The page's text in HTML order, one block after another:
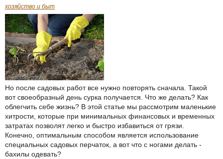
хозяйство и быт
Но после садовых работ все нужно повторять сначала. Такой
вот своеобразный день сурка получается. Что же делать? Как
облегчить себе жизнь? В этой статье мы рассмотрим маленькие
хитрости, которые при минимальных финансовых и временных
затратах позволят легко и быстро избавиться от грязи.
Конечно, оптимальным способом является использование
специальных садовых перчаток, а вот что с ногами делать -
бахилы одевать?